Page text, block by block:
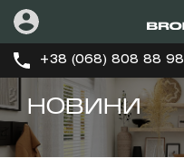
+38 (068) 808 88 98
НОВИНИ